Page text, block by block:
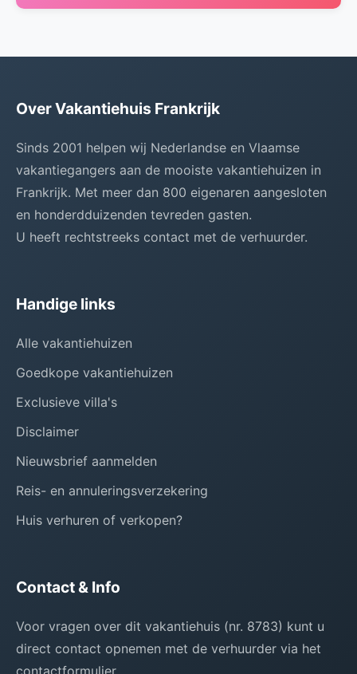
Over Vakantiehuis Frankrijk
Sinds 2001 helpen wij Nederlandse en Vlaamse
vakantiegangers aan de mooiste vakantiehuizen in
Frankrijk. Met meer dan 800 eigenaren aangesloten
en honderdduizenden tevreden gasten.
U heeft rechtstreeks contact met de verhuurder.
Handige links
Alle vakantiehuizen
Goedkope vakantiehuizen
Exclusieve villa's
Disclaimer
Nieuwsbrief aanmelden
Reis- en annuleringsverzekering
Huis verhuren of verkopen?
Contact & Info
Voor vragen over dit vakantiehuis (nr. 8783) kunt u
direct contact opnemen met de verhuurder via het
contactformulier.